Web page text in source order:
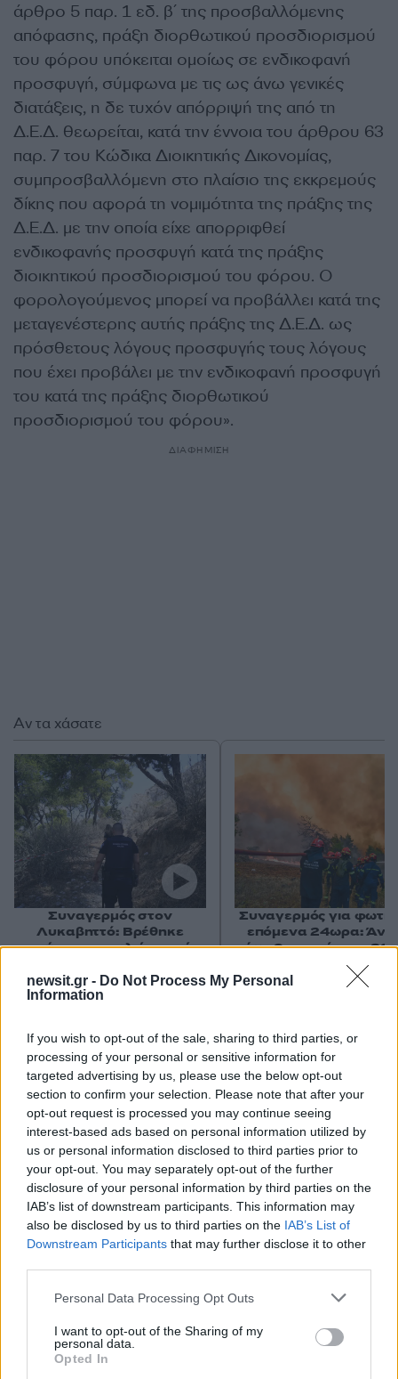
newsit.gr - Do Not Process My Personal
Information
If you wish to opt-out of the sale, sharing to third parties, or
processing of your personal or sensitive information for
targeted advertising by us, please use the below opt-out
section to confirm your selection. Please note that after your
opt-out request is processed you may continue seeing
interest-based ads based on personal information utilized by
us or personal information disclosed to third parties prior to
your opt-out. You may separately opt-out of the further
disclosure of your personal information by third parties on the
IAB’s list of downstream participants. This information may
also be disclosed by us to third parties on the IAB’s List of
Downstream Participants that may further disclose it to other
Please note that this website/app uses one or more Google
not limited to your visit or usage behaviour. You may click to
grant or deny consent to Google and its third-party tags to
use your data for below specified purposes in below Google
Personal Data Processing Opt Outs
I want to opt-out of the Sharing of my
personal data.
Opted In
άρθρο 5 παρ. 1 εδ. β΄ της προσβαλλόμενης
απόφασης, πράξη διορθωτικού προσδιορισμού
του φόρου υπόκειται ομοίως σε ενδικοφανή
προσφυγή, σύμφωνα με τις ως άνω γενικές
διατάξεις, η δε τυχόν απόρριψή της από τη
Δ.Ε.Δ. θεωρείται, κατά την έννοια του άρθρου 63
παρ. 7 του Κώδικα Διοικητικής Δικονομίας,
συμπροσβαλλόμενη στο πλαίσιο της εκκρεμούς
δίκης που αφορά τη νομιμότητα της πράξης της
Δ.Ε.Δ. με την οποία είχε απορριφθεί
ενδικοφανής προσφυγή κατά της πράξης
διοικητικού προσδιορισμού του φόρου. Ο
φορολογούμενος μπορεί να προβάλλει κατά της
μεταγενέστερης αυτής πράξης της Δ.Ε.Δ. ως
πρόσθετους λόγους προσφυγής τους λόγους
που έχει προβάλει με την ενδικοφανή προσφυγή
του κατά της πράξης διορθωτικού
προσδιορισμού του φόρου».
ΔΙΑΦΗΜΙΣΗ
Σχόλια
Σχολίασε εδώ
50 /50
Αν τα χάσατε
Συναγερμός στον
Λυκαβηττό: Βρέθηκε
πτώμα σε σπηλιά κοντά
Ισιδώρων - Φωτογραφίες
από το σημείο
Συναγερμός για
επόμενα 24ωρα:
έως 9 μποφόρ και
Αττική και Βοιωτία
«επικίνδυνες»